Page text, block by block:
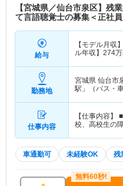
【宮城県／仙台市泉区】残
て言語聴覚士の募集＜正社員
給与
【モデル月収】
ル年収】 274
勤務地
宮城県 仙台市
駅」（バス・
仕事内容
【仕事内容】
校、高校生の
車通勤可 未経験OK 残